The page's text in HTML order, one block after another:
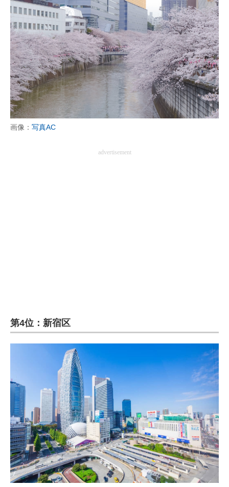
進化するPCとデバイスの未来
好きが集まる 比べて選べる
ビジネスと働き方のヒント
AI活用のいまが分かる
企業ITのトレンドを詳説
エネルギーの専門メディア
ちょっと気になるネットの話題
画像： 写真AC
advertisement
第4位：新宿区